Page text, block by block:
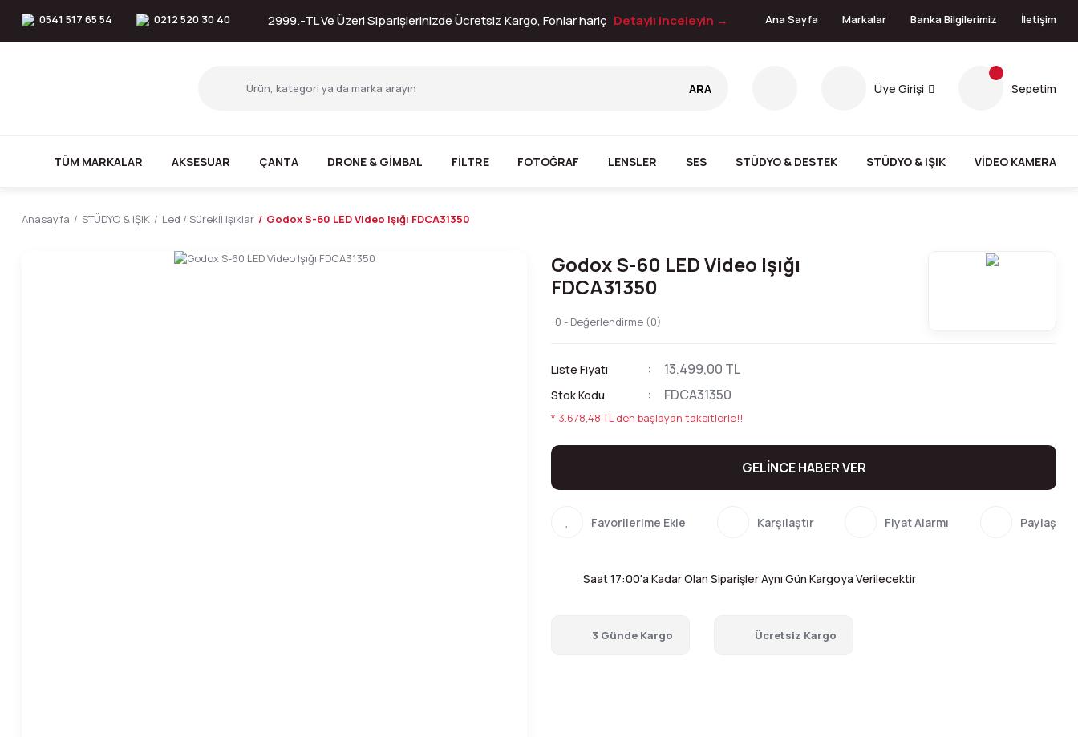
0541 517 65 54 0212 520 30 40 2999.-TL Ve Üzeri Siparişlerinizde Ücretsiz Kargo, Fonlar hariç Detaylı inceleyin → Ana Sayfa Markalar Banka Bilgilerimiz İletişim
ARA Üye Girişi Sepetim
TÜM MARKALAR AKSESUAR ÇANTA DRONE & GİMBAL FİLTRE FOTOĞRAF LENSLER SES STÜDYO & DESTEK STÜDYO & IŞIK VİDEO KAMERA
Anasayfa STÜDYO & IŞIK Led / Sürekli Işıklar Godox S-60 LED Video Işığı FDCA31350
Godox S-60 LED Video Işığı
FDCA31350
0 - Değerlendirme (0)
Liste Fiyatı 13.499,00 TL
Stok Kodu FDCA31350
* 3.678,48 TL den başlayan taksitlerle!!
GELİNCE HABER VER
Karşılaştır Fiyat Alarmı Paylaş
Saat 17:00'a Kadar Olan Siparişler Aynı Gün Kargoya Verilecektir
3 Günde Kargo Ücretsiz Kargo